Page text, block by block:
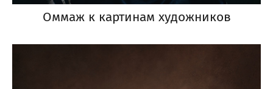
Оммаж к картинам художников